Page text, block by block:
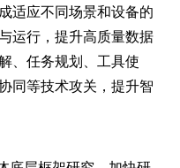
适应不同场景和设备的
运行，提升高质量数据
、任务规划、工具使
同等技术攻关，提升智